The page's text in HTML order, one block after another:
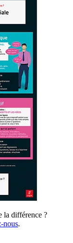
la différence ?
nous.